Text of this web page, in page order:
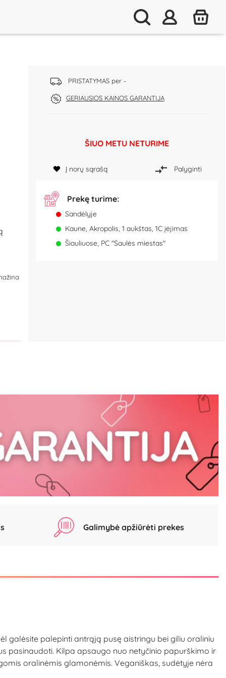
PRISTATYMAS per -
GERIAUSIOS KAINOS GARANTIJA
ŠIUO METU NETURIME
Į norų sąrašą Palyginti
Prekę turime:
Sandėlyje
Kaune, Akropolis, 1 aukštas, 1C įėjimas
Šiauliuose, PC "Saulės miestas"
Galimybė apžiūrėti prekes
galėsite palepinti antrąją pusę aistringu bei giliu oraliniu
pasinaudoti. Kilpa apsaugo nuo netyčinio papurškimo ir
oralinėmis glamonėmis. Veganiškas, sudėtyje nėra